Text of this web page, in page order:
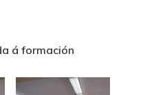
á formación